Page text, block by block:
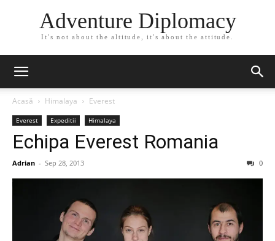
Adventure Diplomacy
It's not about the altitude, it's about the attitude.
Acasă Himalaya Everest
Everest Expeditii Himalaya
Echipa Everest Romania
Adrian - Sep 28, 2013 0